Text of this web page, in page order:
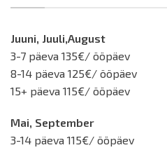
Juuni, Juuli,August
3-7 päeva 135€/ ööpäev
8-14 päeva 125€/ ööpäev
15+ päeva 115€/ ööpäev
Mai, September
3-14 päeva 115€/ ööpäev